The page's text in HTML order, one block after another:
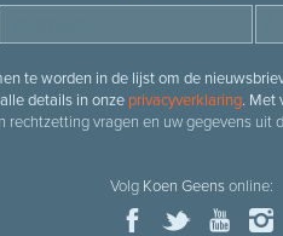
te worden in de lijst om de
details in onze privacyverklaring. Met
rechtzetting vragen en uw gegevens uit
Volg Koen Geensonline: